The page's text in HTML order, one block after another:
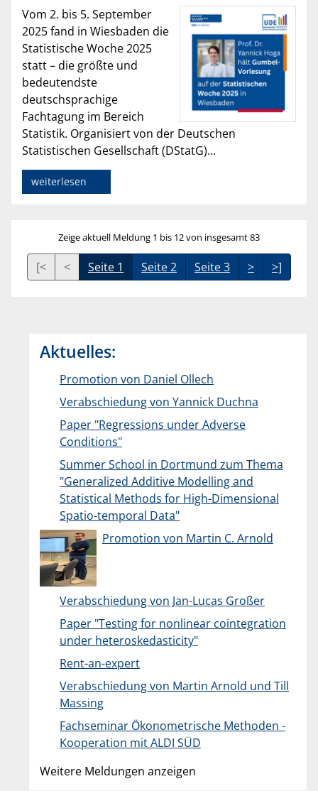
Vom 2. bis 5. September
2025 fand in Wiesbaden die
Statistische Woche 2025
statt – die größte und
bedeutendste
deutschsprachige
Fachtagung im Bereich
Statistik. Organisiert von der Deutschen
Statistischen Gesellschaft (DStatG)...
weiterlesen
Zeige aktuell Meldung 1 bis 12 von insgesamt 83
[< < Seite 1 Seite 2 Seite 3 > >]
Aktuelles:
Promotion von Daniel Ollech
Verabschiedung von Yannick Duchna
Paper "Regressions under Adverse
Conditions"
Summer School in Dortmund zum Thema
"Generalized Additive Modelling and
Statistical Methods for High-Dimensional
Spatio-temporal Data"
Promotion von Martin C. Arnold
Verabschiedung von Jan-Lucas Großer
Paper "Testing for nonlinear cointegration
under heteroskedasticity"
Rent-an-expert
Verabschiedung von Martin Arnold und Till
Massing
Fachseminar Ökonometrische Methoden -
Kooperation mit ALDI SÜD
Weitere Meldungen anzeigen